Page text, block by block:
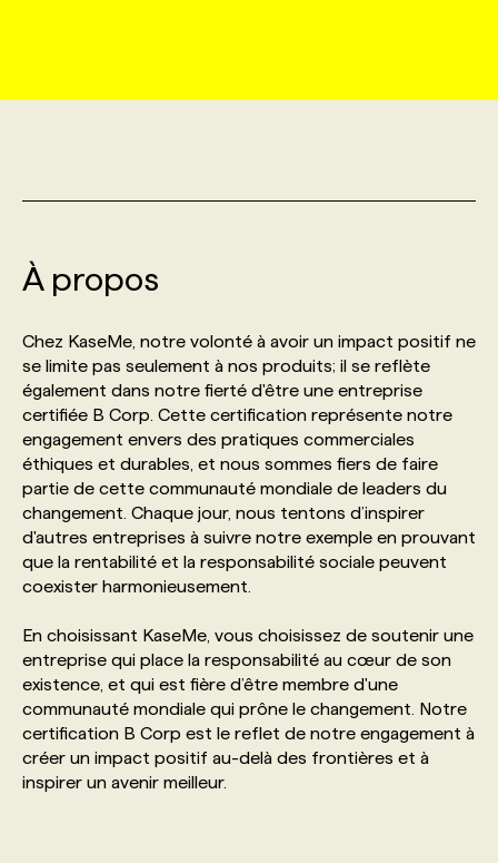
INITIATIVES NUMÉRIQUES
PRIX ET DISTINCTIONS
TENDANCES
MARKETING DURABLE
ÉVÉNEMENTIEL
NOS AUTEUR‧RICES
ANNONCEZ AVEC NOUS
PROFIL ENTREPRISE
FAQ
ANNONCEZ AVEC NOUS
PROFIL CANDIDAT
ANNONCEZ AVEC NOUS
NOS PARCOURS DE FORMATIONS
FORMATIONS PERSONNALISÉES
NOS FORMATEUR‧RICES
POURQUOI CHOISIR NOS FORMATIONS
NOS TARIFS
PROGRAMMES DE SUBVENTIONS
ANNONCEZ AVEC NOUS
SERVICE DE CHASSE DE TÊTE
NOS TARIFS
NOS EXPERTISES
FAQ
ANNONCEZ AVEC NOUS
À propos
Chez KaseMe, notre volonté à avoir un impact positif ne
se limite pas seulement à nos produits; il se reflète
également dans notre fierté d'être une entreprise
certifiée B Corp. Cette certification représente notre
engagement envers des pratiques commerciales
éthiques et durables, et nous sommes fiers de faire
partie de cette communauté mondiale de leaders du
changement. Chaque jour, nous tentons d’inspirer
d'autres entreprises à suivre notre exemple en prouvant
que la rentabilité et la responsabilité sociale peuvent
coexister harmonieusement.
En choisissant KaseMe, vous choisissez de soutenir une
entreprise qui place la responsabilité au cœur de son
existence, et qui est fière d’être membre d'une
communauté mondiale qui prône le changement. Notre
certification B Corp est le reflet de notre engagement à
créer un impact positif au-delà des frontières et à
inspirer un avenir meilleur.